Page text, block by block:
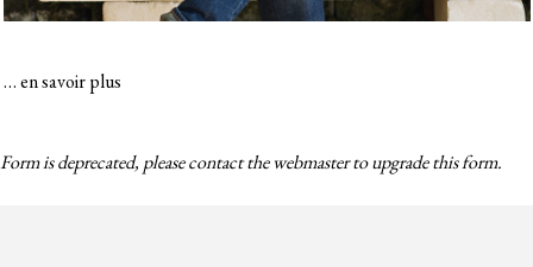
…en savoir plus
Form is deprecated, please contact the webmaster toupgradethis form.